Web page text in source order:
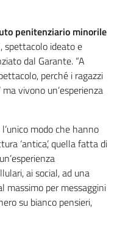
penitenziario minorile
, spettacolo ideato e
dal Garante. “A
perché i ragazzi
vivono un’esperienza
modo che hanno
‘antica’, quella fatta di
ai social, ad una
massimo per messaggini
su bianco pensieri,